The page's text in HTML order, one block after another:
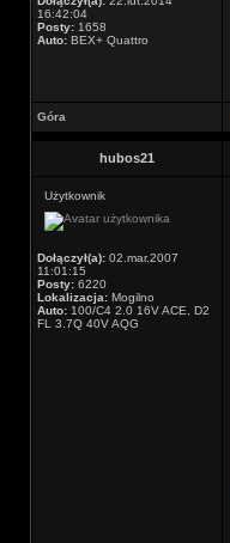
16:42:04
Posty: 1658
Auto: BEX+ Quattro
Góra
hubos21
Użytkownik
Dołączył(a): 02.mar.2007
11:01:15
Posty: 6220
Lokalizacja: Mogilno
Auto: 100/C4 2.0 16V ACE, D2
FL 3.7Q 40V AQG